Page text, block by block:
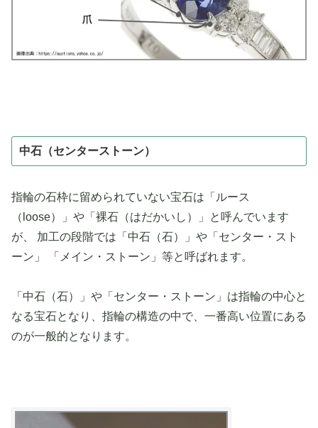
中石（センターストーン）
指輪の石枠に留められていない宝石は「ルース
（loose）」や「裸石（はだかいし）」と呼んでいます
が、 加工の段階では「中石（石）」や「センター・スト
ーン」 「メイン・ストーン」等と呼ばれます。
「中石（石）」や「センター・ストーン」は指輪の中心と
なる宝石となり、指輪の構造の中で、一番高い位置にある
のが一般的となります。